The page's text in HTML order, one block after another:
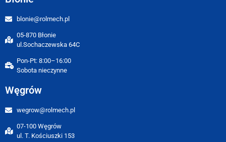
blonie@rolmech.pl
05-870 Błonie
ul.Sochaczewska 64C
Pon-Pt: 8:00–16:00
Sobota nieczynne
Węgrów
wegrow@rolmech.pl
07-100 Węgrów
ul. T. Kościuszki 153